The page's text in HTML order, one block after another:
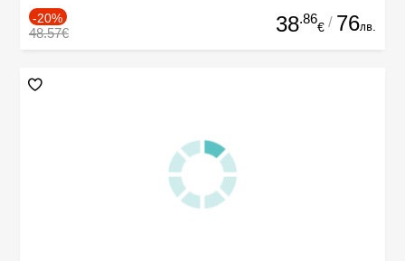
-20%
48.57€ 38.86
€ / 76лв.